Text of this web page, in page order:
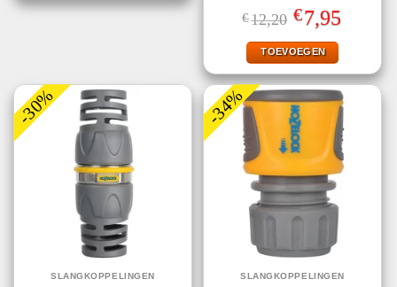
Gewaardeerd
5.00uit 5
€12,20 Oorspronkelijke
prijs
was:
€12,20.
€7,95prijs
TOEVOEGEN
-30%
SLANGKOPPELINGEN
-34%
SLANGKOPPELINGEN